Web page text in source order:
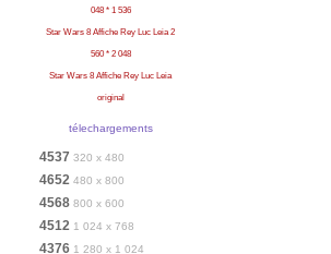
048 * 1 536
Star Wars 8 Affiche Rey Luc Leia 2
560 * 2 048
Star Wars 8 Affiche Rey Luc Leia
original
télechargements
4537 320 x 480
4652 480 x 800
4568 800 x 600
4512 1 024 x 768
4376 1 280 x 1 024